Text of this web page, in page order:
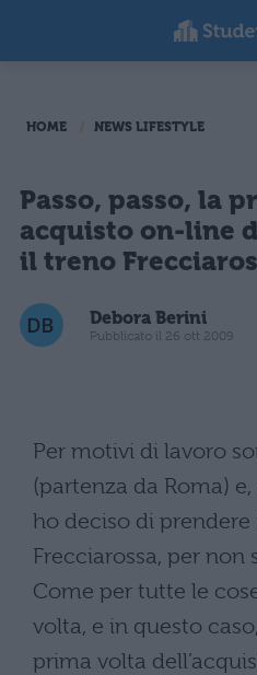
HOME NEWS LIFESTYLE
Passo, passo, la
acquisto on-line
il treno
Debora Berini
Pubblicato il 26 ott 2009
Per motivi di lavoro
(partenza da Roma)
ho deciso di prendere
Frecciarossa, per non
Come per tutte le
volta, e in questo
prima volta